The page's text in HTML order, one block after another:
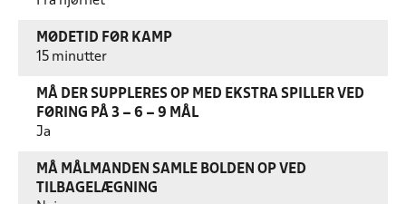
MØDETID FØR KAMP
15 minutter
MÅ DER SUPPLERES OP MED EKSTRA SPILLER VED
FØRING PÅ 3 – 6 – 9 MÅL
Ja
MÅ MÅLMANDEN SAMLE BOLDEN OP VED
TILBAGELÆGNING